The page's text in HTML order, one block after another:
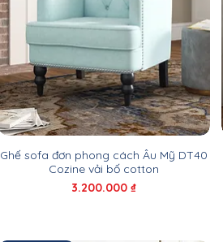
Ghế sofa đơn phong cách Âu Mỹ DT40
Cozine vải bố cotton
Giá
3.200.000 ₫